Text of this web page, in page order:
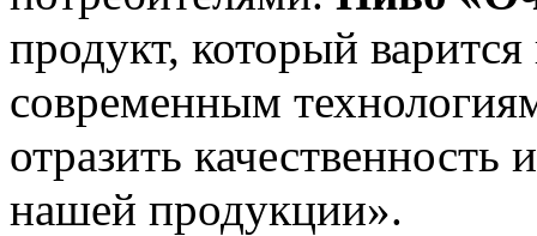
продукт, который
современным
отразить
нашей продукции».